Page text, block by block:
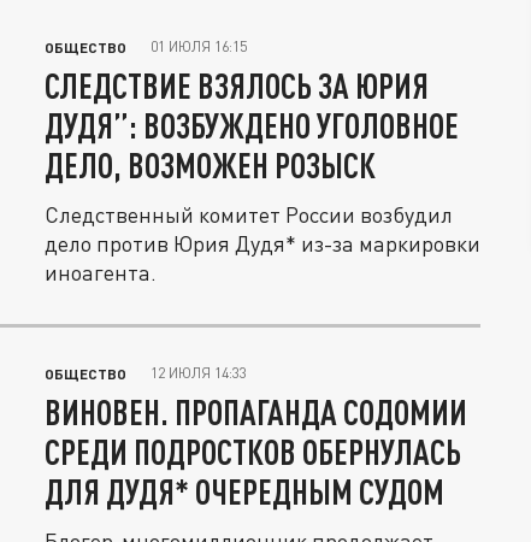
ОБЩЕСТВО 01 ИЮЛЯ 16:15
СЛЕДСТВИЕ ВЗЯЛОСЬ ЗА ЮРИЯ
ДУДЯ”: ВОЗБУЖДЕНО УГОЛОВНОЕ
ДЕЛО, ВОЗМОЖЕН РОЗЫСК
Следственный комитет России возбудил
дело против Юрия Дудя* из-за маркировки
иноагента.
ОБЩЕСТВО 12 ИЮЛЯ 14:33
ВИНОВЕН. ПРОПАГАНДА СОДОМИИ
СРЕДИ ПОДРОСТКОВ ОБЕРНУЛАСЬ
ДЛЯ ДУДЯ* ОЧЕРЕДНЫМ СУДОМ